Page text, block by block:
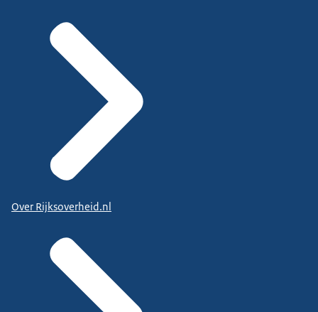
Over Rijksoverheid.nl